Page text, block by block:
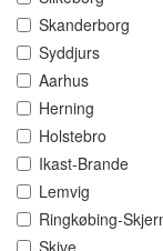
Skanderborg
Syddjurs
Aarhus
Herning
Holstebro
Ikast-Brande
Lemvig
Ringkøbing-